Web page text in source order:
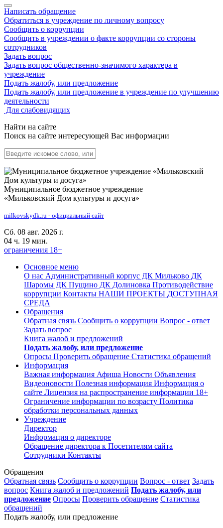
Написать обращение
Обратиться в учреждение по личному вопросу
Сообщить о коррупции
Сообщить в учреждении о факте коррупции со стороны
сотрудников
Задать вопрос
Задать вопрос общественно-значимого характера в
учреждение
Подать жалобу, или предложение
Подать жалобу, или предложение в учреждение по улучшению
деятельности
Для слабовидящих
Найти на сайте
Поиск на сайте интересующей Вас информации
Муниципальное бюджетное учреждение
«Мильковский Дом культуры и досуга»
milkovskydk.ru - официальный сайт
Сб. 08 авг. 2026 г.
04 ч. 19 мин.
ограничения 18+
Основное меню
О нас Административный корпус ДК Мильково ДК
Шаромы ДК Пущино ДК Долиновка Противодействие
коррупции Контакты НАШИ ПРОЕКТЫ ДОСТУПНАЯ
СРЕДА
Обращения
Обратная связь Сообщить о коррупции Вопрос - ответ
Задать вопрос
Книга жалоб и предложений
Подать жалобу, или предложение
Опросы Проверить обращение Статистика обращений
Информация
Важная информация Афиша Новости Объявления
Видеоновости Полезная информация Информация о
сайте Лицензия на распространение информации 18+
Ограничение информации по возрасту Политика
обработки персональных данных
Учреждение
Директор
Информация о директоре
Обращение директора к Посетителям сайта
Сотрудники Контакты
Обращения
Обратная связь Сообщить о коррупции Вопрос - ответ Задать
вопрос Книга жалоб и предложений Подать жалобу, или
предложение Опросы Проверить обращение Статистика
обращений
Подать жалобу, или предложение